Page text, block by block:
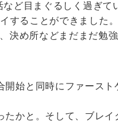
ど目まぐるしく過ぎて
することができました
決め所などまだまだ勉
始と同時にファース
かと。そして、ブレ